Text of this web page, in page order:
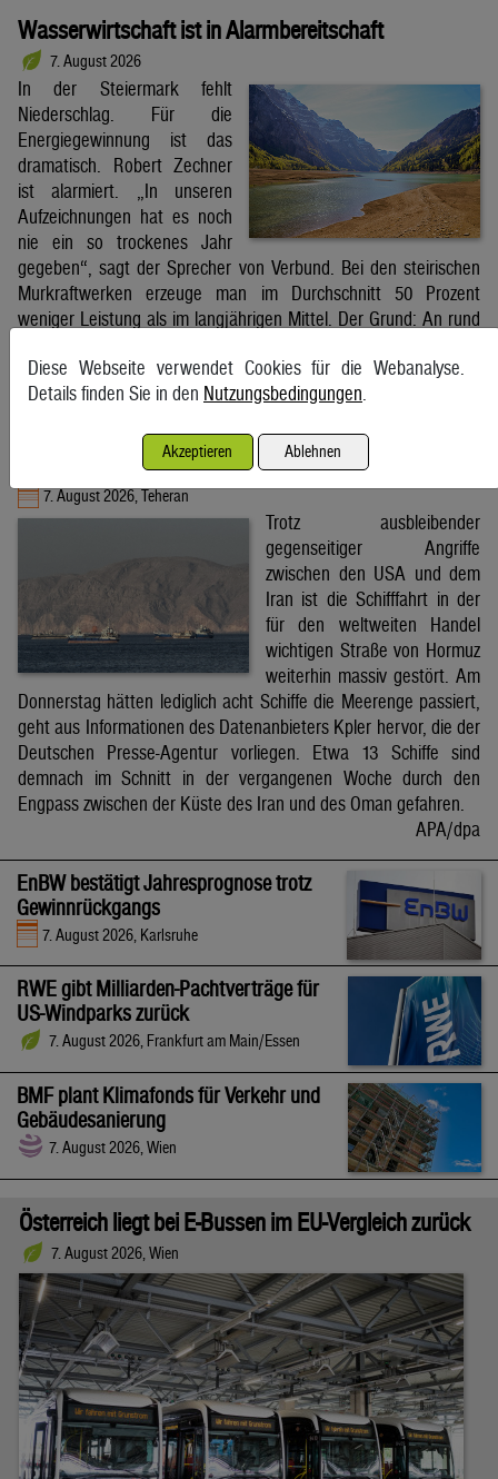
Wasserwirtschaft ist in Alarmbereitschaft
7. August 2026
In der Steiermark fehlt
Niederschlag. Für die
Energiegewinnung ist das
dramatisch. Robert Zechner
ist alarmiert. „In unseren
Aufzeichnungen hat es noch
nie ein so trockenes Jahr
gegeben“, sagt der Sprecher von Verbund. Bei den steirischen
Murkraftwerken erzeuge man im Durchschnitt 50 Prozent
weniger Leistung als im langjährigen Mittel. Der Grund: An rund
Kleine Zeitung
Schifffahrt in Straße von Hormuz weiterhin massiv
7. August 2026, Teheran
Trotz ausbleibender
gegenseitiger Angriffe
zwischen den USA und dem
Iran ist die Schifffahrt in der
für den weltweiten Handel
wichtigen Straße von Hormuz
weiterhin massiv gestört. Am
Donnerstag hätten lediglich acht Schiffe die Meerenge passiert,
geht aus Informationen des Datenanbieters Kpler hervor, die der
Deutschen Presse-Agentur vorliegen. Etwa 13 Schiffe sind
demnach im Schnitt in der vergangenen Woche durch den
Engpass zwischen der Küste des Iran und des Oman gefahren.
APA/dpa
EnBW bestätigt Jahresprognose trotz
Gewinnrückgangs
7. August 2026, Karlsruhe
RWE gibt Milliarden-Pachtverträge für
US-Windparks zurück
7. August 2026, Frankfurt am Main/Essen
BMF plant Klimafonds für Verkehr und
Gebäudesanierung
7. August 2026, Wien
Österreich liegt bei E-Bussen im EU-Vergleich zurück
7. August 2026, Wien
Diese Webseite verwendet Cookies für die Webanalyse.
Details finden Sie in den Nutzungsbedingungen.
Akzeptieren Ablehnen